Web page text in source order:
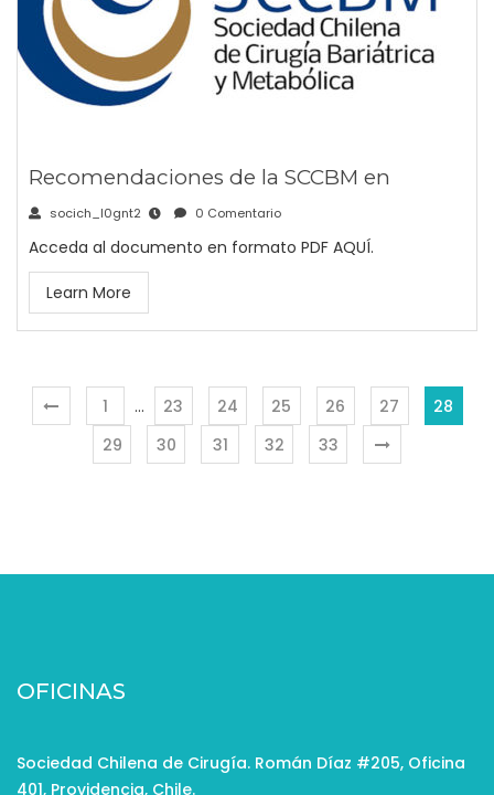
Recomendaciones de la SCCBM en
socich_l0gnt2 0 Comentario
Acceda al documento en formato PDF AQUÍ.
Learn More
1 … 23 24 25 26 27
28
29
30 31 32 33
OFICINAS
Sociedad Chilena de Cirugía. Román Díaz #205, Oficina
401, Providencia, Chile.